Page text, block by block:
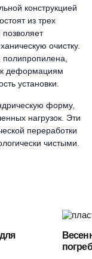
конструкцией
из трех
очистку.
полипропилена,
к деформациям
установки.
форму,
нагрузок. Эти
переработки
чистыми.